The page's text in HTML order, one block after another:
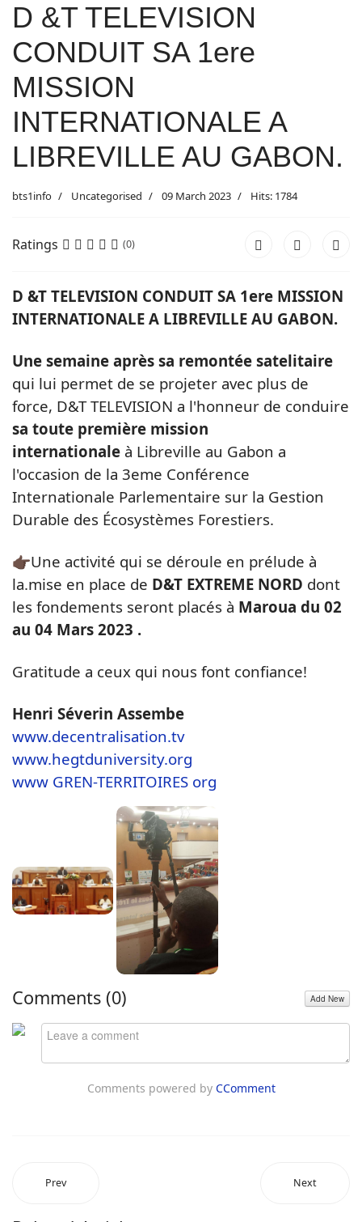
D &T TELEVISION
CONDUIT SA 1ere
MISSION
INTERNATIONALE A
LIBREVILLE AU GABON.
bts1info Uncategorised 09 March 2023 Hits: 1784
Ratings (0)
D &T TELEVISION CONDUIT SA 1ere MISSION
INTERNATIONALE A LIBREVILLE AU GABON.
Une semaine après sa remontée satelitaire
qui lui permet de se projeter avec plus de
force, D&T TELEVISION a l'honneur de conduire
sa toute première mission
internationale à Libreville au Gabon a
l'occasion de la 3eme Conférence
Internationale Parlementaire sur la Gestion
Durable des Écosystèmes Forestiers.
👉🏿Une activité qui se déroule en prélude à
la.mise en place de D&T EXTREME NORD dont
les fondements seront placés à Maroua du 02
au 04 Mars 2023 .
Gratitude a ceux qui nous font confiance!
Henri Séverin Assembe
www.decentralisation.tv
www.hegtduniversity.org
www GREN-TERRITOIRES org
Comments (0) Add New
Comments powered by CComment
Prev Next